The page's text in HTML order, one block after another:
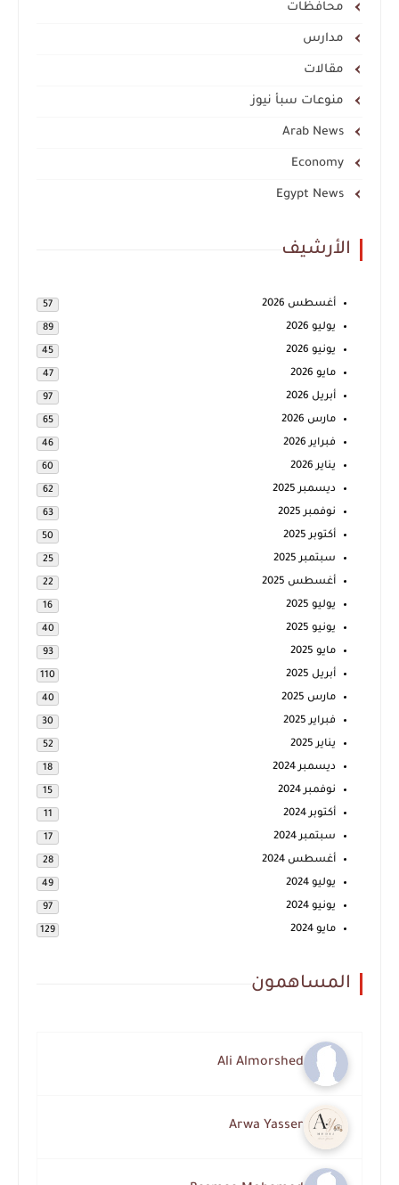
محافظات
مدارس
مقالات
منوعات سبأ نيوز
Arab News
Economy
Egypt News
الأرشيف
أغسطس 2026 57
يوليو 2026 89
يونيو 2026 45
مايو 2026 47
أبريل 2026 97
مارس 2026 65
فبراير 2026 46
يناير 2026 60
ديسمبر 2025 62
نوفمبر 2025 63
أكتوبر 2025 50
سبتمبر 2025 25
أغسطس 2025 22
يوليو 2025 16
يونيو 2025 40
مايو 2025 93
أبريل 2025 110
مارس 2025 40
فبراير 2025 30
يناير 2025 52
ديسمبر 2024 18
نوفمبر 2024 15
أكتوبر 2024 11
سبتمبر 2024 17
أغسطس 2024 28
يوليو 2024 49
يونيو 2024 97
مايو 2024 129
المساهمون
Ali Almorshed
Arwa Yasser